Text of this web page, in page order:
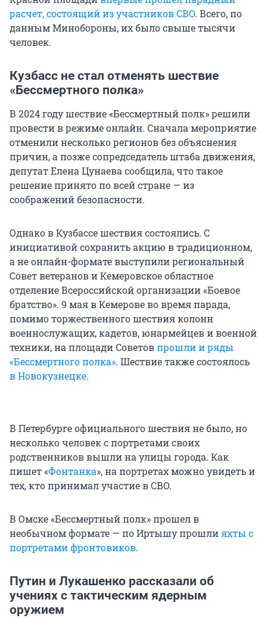
расчет, состоящий из участников СВО. Всего, по
данным Минобороны, их было свыше тысячи
человек.
Кузбасс не стал отменять шествие
«Бессмертного полка»
В 2024 году шествие «Бессмертный полк» решили
провести в режиме онлайн. Сначала мероприятие
отменили несколько регионов без объяснения
причин, а позже сопредседатель штаба движения,
депутат Елена Цунаева сообщила, что такое
решение принято по всей стране — из
соображений безопасности.
Однако в Кузбассе шествия состоялись. С
инициативой сохранить акцию в традиционном,
а не онлайн-формате выступили региональный
Совет ветеранов и Кемеровское областное
отделение Всероссийской организации «Боевое
братство». 9 мая в Кемерове во время парада,
помимо торжественного шествия колонн
военнослужащих, кадетов, юнармейцев и военной
техники, на площади Советовпрошли и ряды
«Бессмертного полка». Шествие также состоялось
в Новокузнецке.
В Петербурге официального шествия не было, но
несколько человек с портретами своих
родственников вышли на улицы города. Как
пишет «Фонтанка», на портретах можно увидеть и
тех, кто принимал участие в СВО.
В Омске «Бессмертный полк» прошел в
необычном формате — по Иртышу прошли яхты с
портретами фронтовиков.
Путин и Лукашенко рассказали об
учениях с тактическим ядерным
оружием